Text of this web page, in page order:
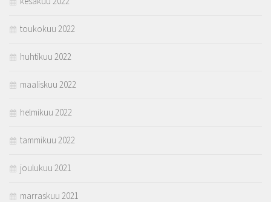
toukokuu 2022
huhtikuu 2022
maaliskuu 2022
helmikuu 2022
tammikuu 2022
joulukuu 2021
marraskuu 2021